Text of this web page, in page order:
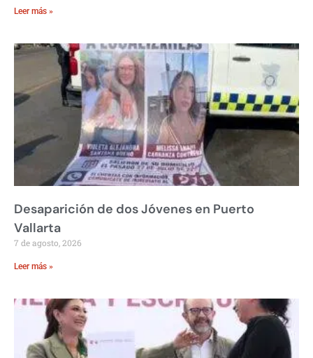
Leer más »
Desaparición de dos Jóvenes en Puerto
Vallarta
7 de agosto, 2026
Leer más »